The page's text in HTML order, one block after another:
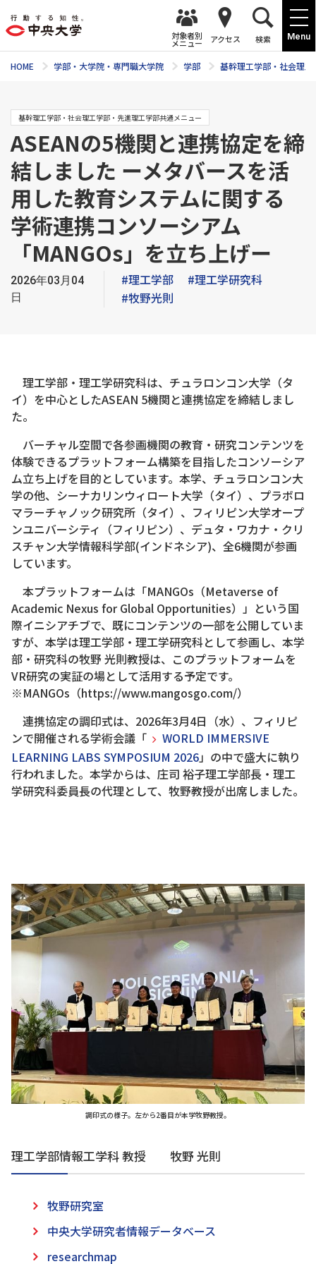
Menu
対象者別
メニュー アクセス 検索
HOME 学部・大学院・専門職大学院 学部 基幹理工学部・社会理
基幹理工学部・社会理工学部・先進理工学部共通メニュー
ASEANの5機関と連携協定を締
結しました ーメタバースを活
用した教育システムに関する
学術連携コンソーシアム
「MANGOs」を立ち上げー
2026年03月04
日
#理工学部
#理工学研究科
#牧野光則
理工学部・理工学研究科は、チュラロンコン大学（タ
イ）を中心としたASEAN 5機関と連携協定を締結しまし
た。
バーチャル空間で各参画機関の教育・研究コンテンツを
体験できるプラットフォーム構築を目指したコンソーシア
ム立ち上げを目的としています。本学、チュラロンコン大
学の他、シーナカリンウィロート大学（タイ）、プラボロ
マラーチャノック研究所（タイ）、フィリピン大学オープ
ンユニバーシティ（フィリピン）、デュタ・ワカナ・クリ
スチャン大学情報科学部(インドネシア)、全6機関が参画
しています。
本プラットフォームは「MANGOs（Metaverse of
Academic Nexus for Global Opportunities）」という国
際イニシアチブで、既にコンテンツの一部を公開していま
すが、本学は理工学部・理工学研究科として参画し、本学
部・研究科の牧野 光則教授は、このプラットフォームを
VR研究の実証の場として活用する予定です。
※MANGOs（https://www.mangosgo.com/）
連携協定の調印式は、2026年3月4日（水）、フィリピ
ンで開催される学術会議「
WORLD IMMERSIVE
LEARNING LABS SYMPOSIUM 2026」の中で盛大に執り
行われました。本学からは、庄司 裕子理工学部長・理工
学研究科委員長の代理として、牧野教授が出席しました。
調印式の様子。左から2番目が本学牧野教授。
理工学部情報工学科 教授 牧野 光則
牧野研究室
中央大学研究者情報データベース
researchmap